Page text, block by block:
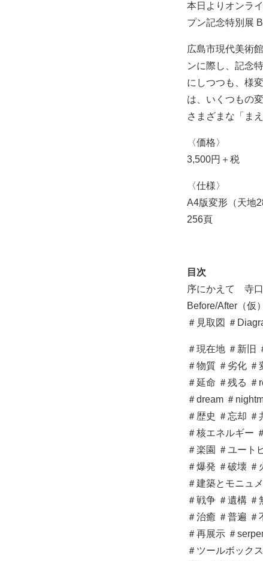
本日よりオンラ
プン記念特別展
広島市現代美術
ンに際し、記念
にしつつも、様
は、いくつもの
さまざまな「ま
〈価格〉
3,500円＋税
〈仕様〉
A4版変形（天地
256頁
目次
序にかえて 寺
Before/After（
＃見取図 ＃
＃現在地 ＃新旧
＃物質 ＃劣化
＃延命 ＃残る
＃dream ＃
＃歴史 ＃忘却
＃核エネルギー
＃楽園 ＃ユート
＃爆発 ＃破壊
＃建築とモニュ
＃戦争 ＃遺構
＃治癒 ＃普遍
＃再展示 ＃
＃ツールボック